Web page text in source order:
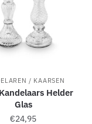
/ KAARSEN
Helder
Glas
€24,95